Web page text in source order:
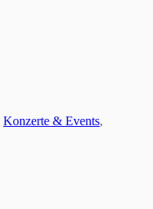
Konzerte & Events,